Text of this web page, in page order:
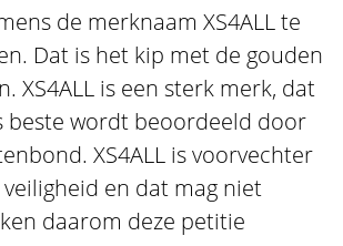
de merknaam XS4ALL te
Dat is het kip met de gouden
XS4ALL is een sterk merk, dat
beste wordt beoordeeld door
XS4ALL is voorvechter
en dat mag niet
daarom deze petitie